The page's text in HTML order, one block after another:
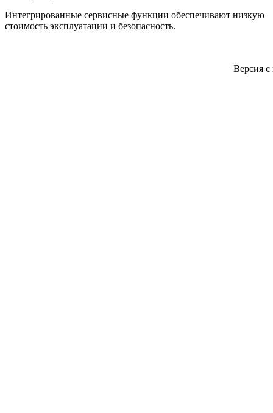
Интегрированные сервисные функции обеспечивают низкую
стоимость эксплуатации и безопасность.
Версия